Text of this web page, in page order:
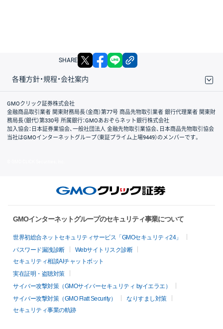
SHARE X facebook
各種方針・規程・会社案内
取引規程・約款
サイトマップ
その他のご案内
個人情報保護方針
最良執行方針
サイトのご利用について
ディスクレイマー
信託保全
リスク説明
会社案内
GMOクリック証券株式会社
金融商品取引業者 関東財務局長（金商）第77号 商品先物取引業者 銀行代理業者 関東財
務局長（銀代）第330号 所属銀行：GMOあおぞらネット銀行株式会社
加入協会：日本証券業協会、一般社団法人 金融先物取引業協会、日本商品先物取引協会
当社はGMOインターネットグループ（東証プライム上場9449）のメンバーです。
GMOインターネットグループのセキュリティ事業について
世界初総合ネットセキュリティサービス「GMOセキュリティ24」
パスワード漏洩診断
Webサイトリスク診断
セキュリティ相談AIチャットボット
実在証明・盗聴対策
サイバー攻撃対策（GMOサイバーセキュリティ byイエラエ）
サイバー攻撃対策（GMO Flatt Security）
なりすまし対策
セキュリティ事業の軌跡